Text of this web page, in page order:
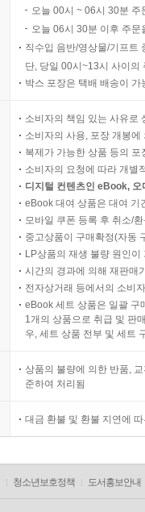
오늘 00시 ~ 06시 30분
오늘 06시 30분 이후 주
직수입 음반/영상물/기프트
단, 당일 00시~13시 사이의
박스 포장은 택배 배송이
소비자의 책임 있는 사유로
소비자의 사용, 포장 개봉
복제가 가능한 상품 등의
소비자의 요청에 따라 개별
디지털 컨텐츠인 eBook,
eBook 대여 상품은 대여 기
모바일 쿠폰 등록 후 취소/
중고상품이 구매확정(자동
LP상품의 재생 불량 원인
시간의 경과에 의해 재판매
전자상거래 등에서의 소비
eBook 세트 상품은 일괄 구
1개의 상품으로 취급 및 판
우, 세트 상품 전부 및 세트
상품의 불량에 의한 반품,
준하여 처리됨
대금 환불 및 환불 지연에
청소년보호정책 도서홍보안내